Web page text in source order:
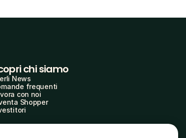
chi siamo
News
frequenti
con noi
Shopper